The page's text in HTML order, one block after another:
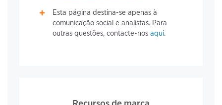
Esta página destina-se apenas à
comunicação social e analistas. Para
outras questões, contacte-nosaqui.